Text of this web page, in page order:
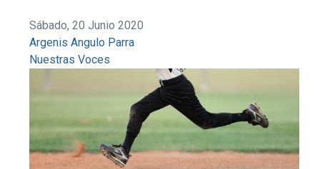
Sábado, 20 Junio 2020
Argenis Angulo Parra
Nuestras Voces